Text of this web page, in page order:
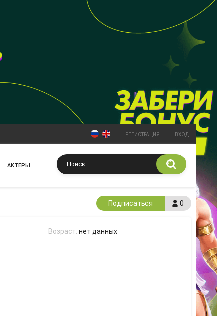
РЕГИСТРАЦИЯ ВХОД
АКТЕРЫ
0
Подписаться
Возраст: нет данных